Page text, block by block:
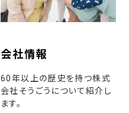
会社情報
60年以上の歴史を持つ株式
会社そうごうについて紹介し
ます。